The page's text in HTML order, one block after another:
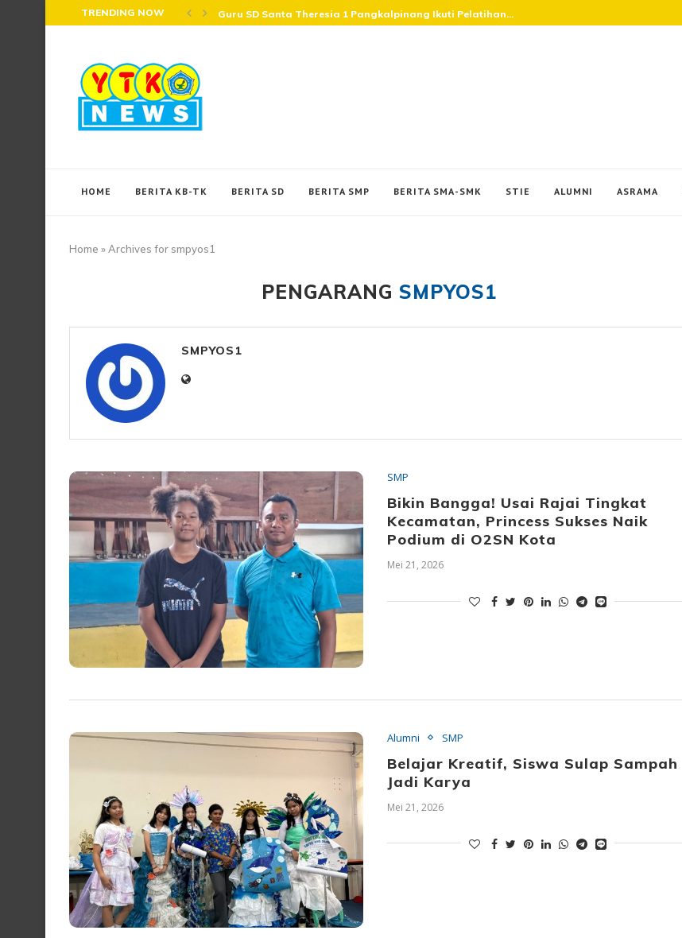
TRENDING NOW Sekolah Santa Theresia 1 Pangkalpinang Awali Hari dengan...
HOME BERITA KB-TK BERITA SD BERITA SMP BERITA SMA-SMK STIE ALUMNI ASRAMA
Home »Archives for smpyos1
PENGARANG SMPYOS1
SMPYOS1
SMP
Bikin Bangga! Usai Rajai Tingkat
Kecamatan, Princess Sukses Naik
Podium di O2SN Kota
Mei 21, 2026
Alumni SMP
Belajar Kreatif, Siswa Sulap Sampah
Jadi Karya
Mei 21, 2026